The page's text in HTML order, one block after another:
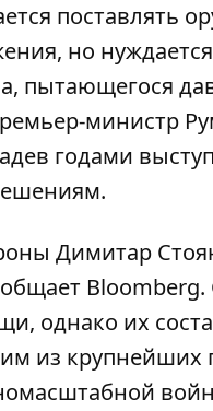
поставлять
но
пытающегося
министр
годами
Димитар
Bloomberg.
однако их
из крупнейших